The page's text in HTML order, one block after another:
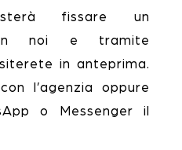
fissare un
noi e tramite
in anteprima.
l’agenzia oppure
o Messenger il